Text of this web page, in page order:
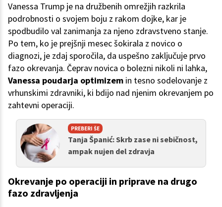
Vanessa Trump je na družbenih omrežjih razkrila
podrobnosti o svojem boju z rakom dojke, kar je
spodbudilo val zanimanja za njeno zdravstveno stanje.
Po tem, ko je prejšnji mesec šokirala z novico o
diagnozi, je zdaj sporočila, da uspešno zaključuje prvo
fazo okrevanja. Čeprav novica o bolezni nikoli ni lahka,
Vanessa poudarja optimizem in tesno sodelovanje z
vrhunskimi zdravniki, ki bdijo nad njenim okrevanjem po
zahtevni operaciji.
PREBERI ŠE
Tanja Španić: Skrb zase ni sebičnost,
ampak nujen del zdravja
Okrevanje po operaciji in priprave na drugo
fazo zdravljenja